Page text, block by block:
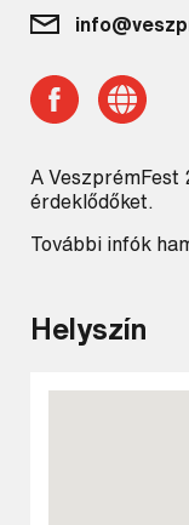
A VeszprémFest
érdeklődőket.
További infók
Helyszín